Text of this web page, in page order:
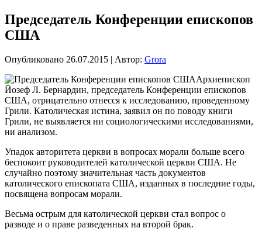
Председатель Конференции епископов
США
Опубликовано 26.07.2015 | Автор: Grora
Архиепископ
Йозеф Л. Бернардин, председатель Конференции епископов
США, отрицательно отнесся к исследованию, проведенному
Грили. Католическая истина, заявил он по поводу книги
Грили, не выявляется ни социологическими исследованиями,
ни анализом.
Упадок авторитета церкви в вопросах морали больше всего
беспокоит руководителей католической церкви США. Не
случайно поэтому значительная часть документов
католического епископата США, изданных в последние годы,
посвящена вопросам морали.
Весьма острым для католической церкви стал вопрос о
разводе и о праве разведенных на второй брак.